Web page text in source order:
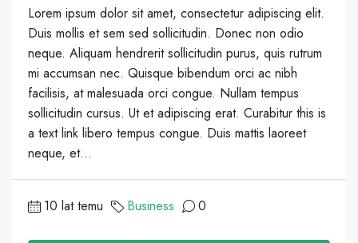
Lorem ipsum dolor sit amet, consectetur adipiscing elit.
Duis mollis et sem sed sollicitudin. Donec non odio
neque. Aliquam hendrerit sollicitudin purus, quis rutrum
mi accumsan nec. Quisque bibendum orci ac nibh
facilisis, at malesuada orci congue. Nullam tempus
sollicitudin cursus. Ut et adipiscing erat. Curabitur this is
a text link libero tempus congue. Duis mattis laoreet
neque, et...
10 lat temu Business 0